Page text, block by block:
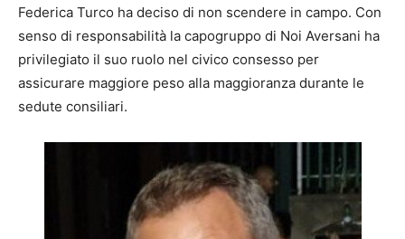
Federica Turco ha deciso di non scendere in campo. Con
senso di responsabilità la capogruppo di Noi Aversani ha
privilegiato il suo ruolo nel civico consesso per
assicurare maggiore peso alla maggioranza durante le
sedute consiliari.